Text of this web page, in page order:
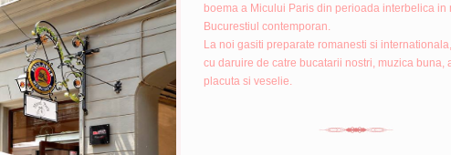
boema a Micului Paris din perioada interbelica in
Bucurestiul contemporan.
La noi gasiti preparate romanesti si
cu daruire de catre bucatarii nostri, muzica buna,
placuta si veselie.